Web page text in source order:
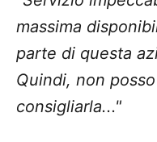
massima
parte di questa
Quindi, non
consigliarla..."